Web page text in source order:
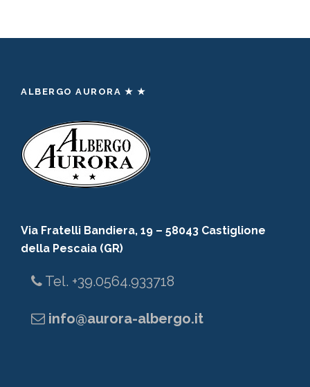
ALBERGO AURORA ★ ★
Via Fratelli Bandiera, 19 – 58043 Castiglione
della Pescaia (GR)
Tel. +39.0564.933718
info@aurora-albergo.it